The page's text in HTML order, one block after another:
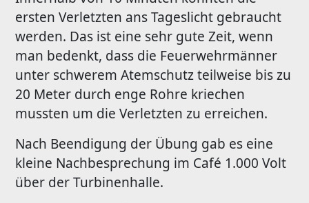
ersten Verletzten ans Tageslicht gebraucht
werden. Das ist eine sehr gute Zeit, wenn
man bedenkt, dass die Feuerwehrmänner
unter schwerem Atemschutz teilweise bis zu
20 Meter durch enge Rohre kriechen
mussten um die Verletzten zu erreichen.
Nach Beendigung der Übung gab es eine
kleine Nachbesprechung im Café 1.000 Volt
über der Turbinenhalle.